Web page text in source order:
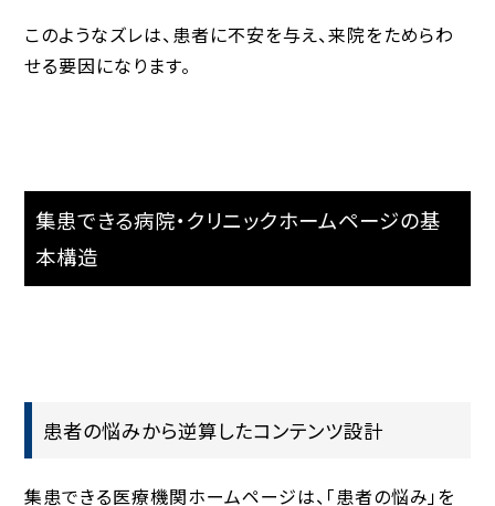
このようなズレは、患者に不安を与え、来院をためらわ
せる要因になります。
集患できる病院・クリニックホームページの基
本構造
患者の悩みから逆算したコンテンツ設計
集患できる医療機関ホームページは、「患者の悩み」を